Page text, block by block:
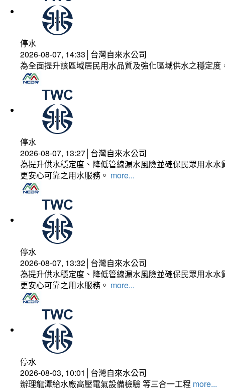
停水
2026-08-07, 14:33│台灣自來水公司
為全面提升該區域居民用水品質及強化區域供水之穩定
停水
2026-08-07, 13:27│台灣自來水公司
為提升供水穩定度、降低管線漏水風險並確保民眾用水
更安心可靠之用水服務。 more...
停水
2026-08-07, 13:32│台灣自來水公司
為提升供水穩定度、降低管線漏水風險並確保民眾用水
更安心可靠之用水服務。 more...
停水
2026-08-03, 10:01│台灣自來水公司
辦理龍潭給水廠高壓電氣設備檢驗 等三合一工程 more...